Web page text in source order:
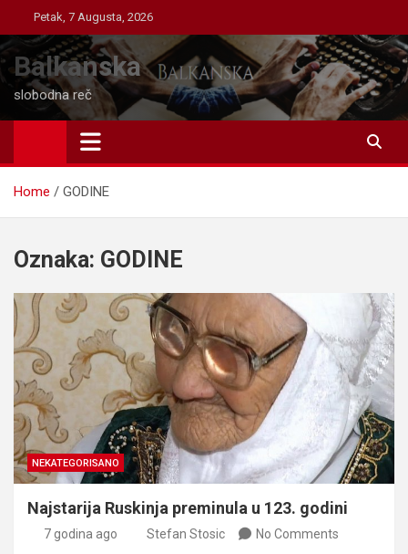
to
content
Petak, 7 Augusta, 2026
Balkanska
slobodna reč
Home GODINE
Oznaka: GODINE
NEKATEGORISANO
Najstarija Ruskinja preminula u 123. godini
7 godina ago Stefan Stosic No Comments